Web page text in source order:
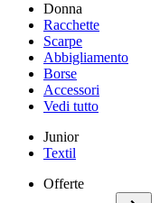
Donna
Racchette
Scarpe
Abbigliamento
Borse
Accessori
Vedi tutto
Junior
Textil
Offerte